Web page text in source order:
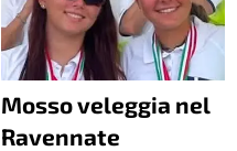
Mosso veleggia nel
Ravennate